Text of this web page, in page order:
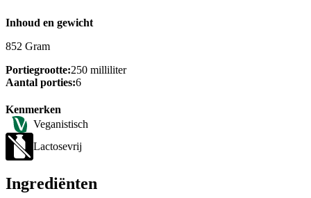
Inhoud en gewicht
852 Gram
Portiegrootte:250 milliliter
Aantal porties:6
Kenmerken
Veganistisch
Lactosevrij
Ingrediënten